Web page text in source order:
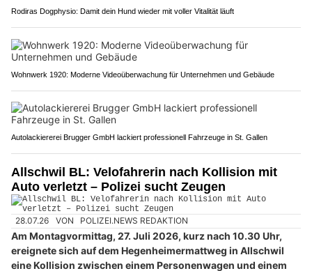
Rodiras Dogphysio: Damit dein Hund wieder mit voller Vitalität läuft
Wohnwerk 1920: Moderne Videoüberwachung für Unternehmen und Gebäude
Autolackiererei Brugger GmbH lackiert professionell Fahrzeuge in St. Gallen
Allschwil BL: Velofahrerin nach Kollision mit
Auto verletzt – Polizei sucht Zeugen
28.07.26 VON POLIZEI.NEWS REDAKTION
Am Montagvormittag, 27. Juli 2026, kurz nach 10.30 Uhr,
ereignete sich auf dem Hegenheimermattweg in Allschwil
eine Kollision zwischen einem Personenwagen und einem